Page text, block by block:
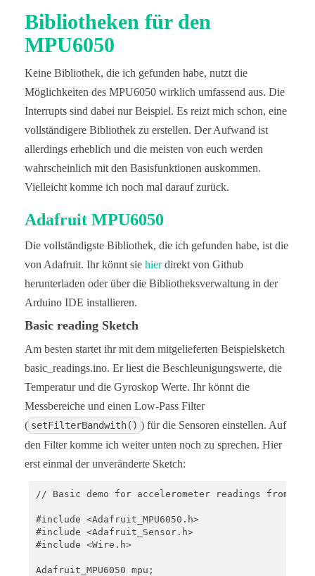
  writeRegister(MPU6050_WOM_THR, threshold);
writeRegister(MPU6050_MOT_DUR, 0b00000001);
//writeRegister(MPU6050_ACCEL_INTEL_CTRL,
writeRegister(MPU6050_INT_ENABLE,
void writeRegister(uint16_t reg, byte value){
  Wire.write(reg);
  Wire.write(value);
}
  accEvent = true;
}
Bibliotheken für den
MPU6050
Keine Bibliothek, die ich gefunden habe, nutzt die
Möglichkeiten des MPU6050 wirklich umfassend aus. Die
Interrupts sind dabei nur Beispiel. Es reizt mich schon, eine
vollständigere Bibliothek zu erstellen. Der Aufwand ist
allerdings erheblich und die meisten von euch werden
wahrscheinlich mit den Basisfunktionen auskommen.
Vielleicht komme ich noch mal darauf zurück.
Adafruit MPU6050
Die vollständigste Bibliothek, die ich gefunden habe, ist die
von Adafruit. Ihr könnt sie hierdirekt von Github
herunterladen oder über die Bibliotheksverwaltung in der
Arduino IDE installieren.
Basic reading Sketch
Am besten startet ihr mit dem mitgelieferten Beispielsketch
basic_readings.ino. Er liest die Beschleunigungswerte, die
Temperatur und die Gyroskop Werte. Ihr könnt die
Messbereiche und einen Low-Pass Filter
( setFilterBandwith() ) für die Sensoren einstellen. Auf
den Filter komme ich weiter unten noch zu sprechen. Hier
erst einmal der unveränderte Sketch:
// Basic demo for accelerometer readings from
#include <Adafruit_MPU6050.h>
#include <Adafruit_Sensor.h>
#include <Wire.h>
Adafruit_MPU6050 mpu;